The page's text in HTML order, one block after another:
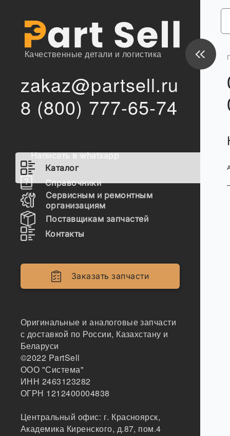
Качественные детали и логистика
zakaz@partsell.ru
8 (800) 777-65-74
Написать в whatsapp
Каталог
Справочники
Сервисным и ремонтным
организациям
Поставщикам запчастей
Контакты
Заказать запчасти
Оригинальные и аналоговые запчасти
с доставкой по России, Казахстану и
Беларуси
©2022 PartSell
ООО "Система"
ИНН 2463123282
ОГРН 1212400004838
Центральный офис: г. Красноярск,
Академика Киренского, д.87, пом.4